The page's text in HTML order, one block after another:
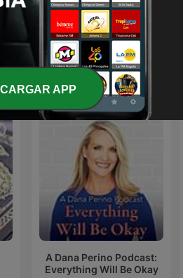
Especiales Caracol
internacionales de Arte
A Dana Perino Podcast:
Everything Will Be Okay
APP